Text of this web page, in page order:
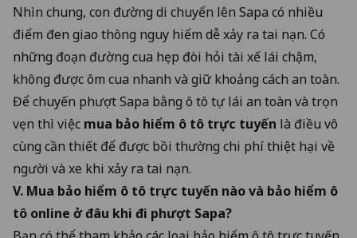
Nhìn chung, con đường di chuyển lên Sapa có nhiều
điểm đen giao thông nguy hiểm dễ xảy ra tai nạn. Có
những đoạn đường cua hẹp đòi hỏi tài xế lái chậm,
không được ôm cua nhanh và giữ khoảng cách an toàn.
Để chuyến phượt Sapa bằng ô tô tự lái an toàn và trọn
vẹn thì việc mua bảo hiểm ô tô trực tuyến là điều vô
cùng cần thiết để được bồi thường chi phí thiệt hại về
người và xe khi xảy ra tai nạn.
V. Mua bảo hiểm ô tô trực tuyến nào và bảo hiểm ô
tô online ở đâu khi đi phượt Sapa?